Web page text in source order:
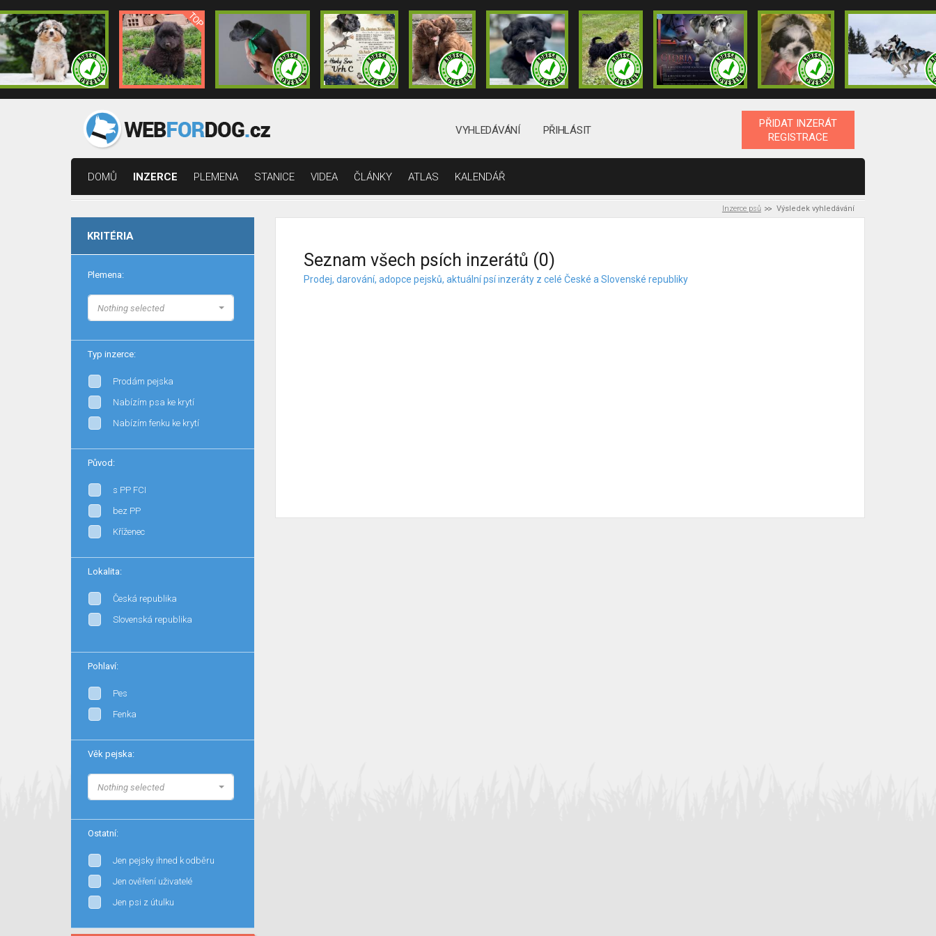
VYHLEDÁVÁNÍ PŘIHLÁSIT
PŘIDAT INZERÁT
REGISTRACE
DOMŮ INZERCE PLEMENA STANICE VIDEA ČLÁNKY ATLAS KALENDÁŘ
Inzerce psů Výsledek vyhledávání
KRITÉRIA
Plemena:
Nothing selected
Typ inzerce:
Prodám pejska
Nabízím psa ke krytí
Nabízím fenku ke krytí
Původ:
s PP FCI
bez PP
Kříženec
Lokalita:
Česká republika
Slovenská republika
Pohlaví:
Pes
Fenka
Věk pejska:
Nothing selected
Ostatní:
Jen pejsky ihned k odběru
Jen ověření uživatelé
Jen psi z útulku
Seznam všech psích inzerátů (0)
Prodej, darování, adopce pejsků, aktuální psí inzeráty z celé České a Slovenské republiky